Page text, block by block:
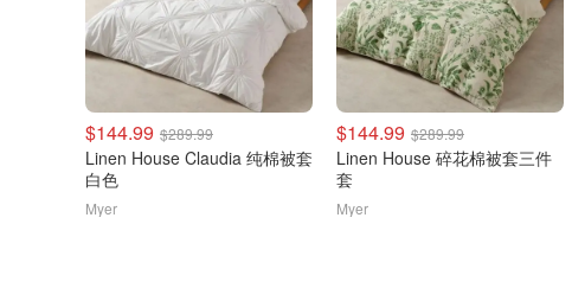
$144.99 $289.99
Linen House Claudia 纯棉被套
白色
Myer
$144.99 $289.99
Linen House 碎花棉被套三件
套
Myer